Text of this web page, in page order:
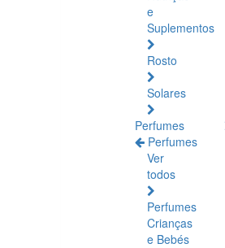
e
Suplementos
Rosto
Solares
Perfumes
Perfumes
Ver
todos
Perfumes
Crianças
e Bebés